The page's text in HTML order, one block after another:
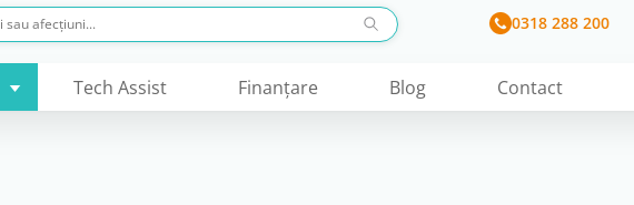
0318 288 200
Tech Assist Finanţare Blog Contact